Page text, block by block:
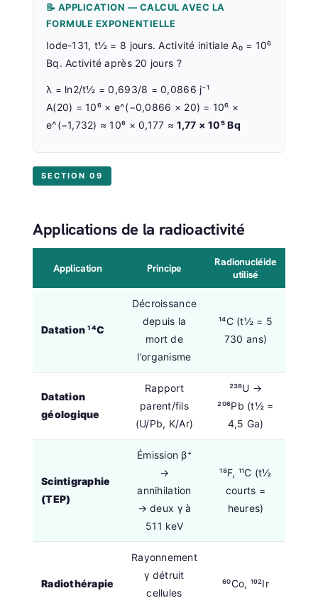
📝 APPLICATION — CALCUL AVEC LA
FORMULE EXPONENTIELLE
Iode-131, t½ = 8 jours. Activité initiale A₀ = 10⁶
Bq. Activité après 20 jours ?
λ = ln2/t½ = 0,693/8 = 0,0866 j⁻¹
A(20) = 10⁶ × e^(−0,0866 × 20) = 10⁶ ×
e^(−1,732) ≈ 10⁶ × 0,177 ≈1,77 × 10⁵ Bq
SECTION 09
Applications de la radioactivité
Application Principe
Radionucléide
utilisé
Datation ¹⁴C
Décroissance
depuis la
mort de
l’organisme
¹⁴C (t½ = 5
730 ans)
Datation
géologique
Rapport
parent/fils
(U/Pb, K/Ar)
²³⁸U →
²⁰⁶Pb (t½ =
4,5 Ga)
Scintigraphie
(TEP)
Émission β⁺
→
annihilation
→ deux γ à
511 keV
¹⁸F, ¹¹C (t½
courts =
heures)
Radiothérapie
Rayonnement
γ détruit
cellules
⁶⁰Co, ¹⁹²Ir